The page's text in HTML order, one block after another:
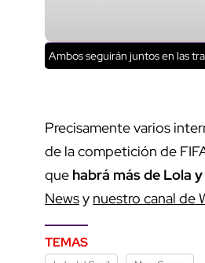
Ambos seguirán juntos en las
Precisamente varios
de la competición de
que habrá más de Lola
Newsy nuestro canal de
TEMAS